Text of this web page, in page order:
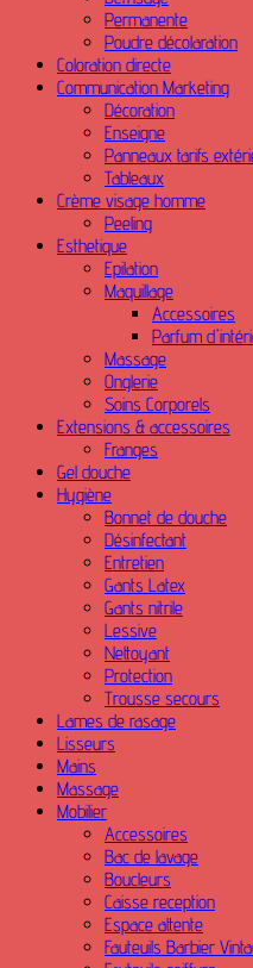
Permanente
Poudre décolaration
Coloration directe
Communication Marketing
Décoration
Enseigne
Panneaux tarifs
Tableaux
Crème visage homme
Peeling
Esthetique
Epilation
Maquillage
Accessoires
Parfum
Massage
Onglerie
Soins Corporels
Extensions & accessoires
Franges
Gel douche
Hygiène
Bonnet de douche
Désinfectant
Entretien
Gants Latex
Gants nitrile
Lessive
Nettoyant
Protection
Trousse secours
Lames de rasage
Lisseurs
Mains
Massage
Mobilier
Accessoires
Bac de lavage
Boucleurs
Caisse reception
Espace attente
Fauteuils Barbier